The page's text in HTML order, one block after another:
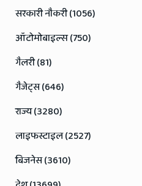
सरकारी नौकरी (1056)
ऑटोमोबाइल्स (750)
गैलरी (81)
गैजेट्स (646)
राज्य (3280)
लाइफस्टाइल (2527)
बिजनेस (3610)